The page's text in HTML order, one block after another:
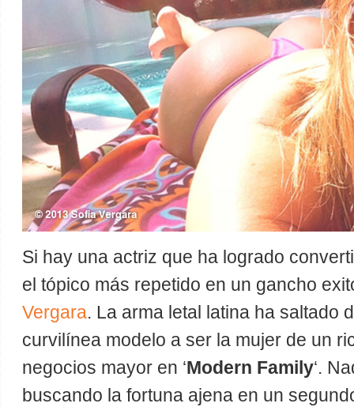
Si hay una actriz que ha logrado
el tópico más repetido en un gancho
Vergara. La arma letal latina ha saltado
curvilínea modelo a ser la mujer de un
negocios mayor en ‘Modern Family‘.
buscando la fortuna ajena en un